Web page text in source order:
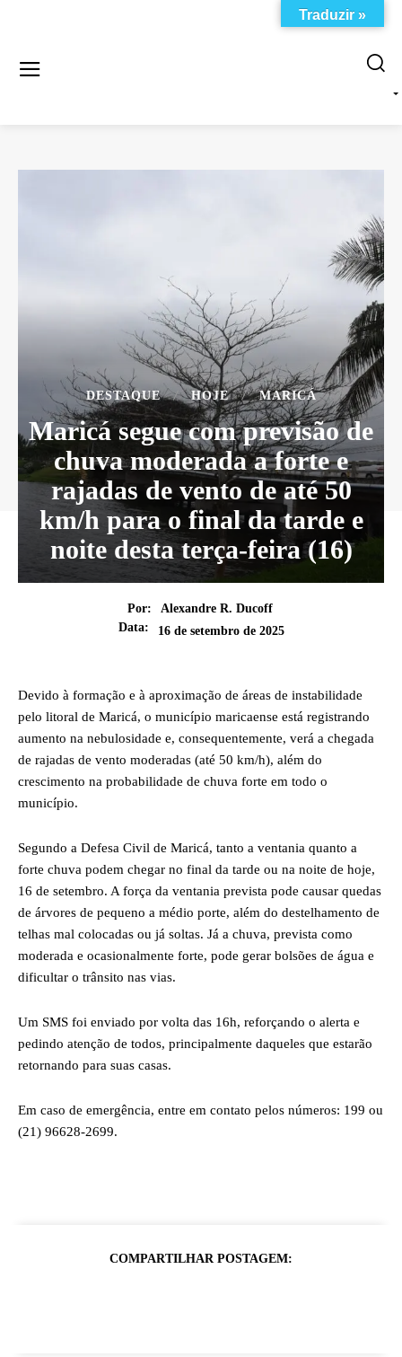
DESTAQUE HOJE MARICÁ
Maricá segue com previsão de
chuva moderada a forte e
rajadas de vento de até 50
km/h para o final da tarde e
noite desta terça-feira (16)
Por:
Alexandre R. Ducoff
Data:
16 de setembro de 2025
Devido à formação e à aproximação de áreas de instabilidade
pelo litoral de Maricá, o município maricaense está registrando
aumento na nebulosidade e, consequentemente, verá a chegada
de rajadas de vento moderadas (até 50 km/h), além do
crescimento na probabilidade de chuva forte em todo o
município.
Segundo a Defesa Civil de Maricá, tanto a ventania quanto a
forte chuva podem chegar no final da tarde ou na noite de hoje,
16 de setembro. A força da ventania prevista pode causar quedas
de árvores de pequeno a médio porte, além do destelhamento de
telhas mal colocadas ou já soltas. Já a chuva, prevista como
moderada e ocasionalmente forte, pode gerar bolsões de água e
dificultar o trânsito nas vias.
Um SMS foi enviado por volta das 16h, reforçando o alerta e
pedindo atenção de todos, principalmente daqueles que estarão
retornando para suas casas.
Em caso de emergência, entre em contato pelos números: 199 ou
(21) 96628-2699.
COMPARTILHAR POSTAGEM:
Traduzir »